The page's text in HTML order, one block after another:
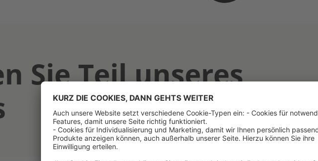
Sie Teil unseres